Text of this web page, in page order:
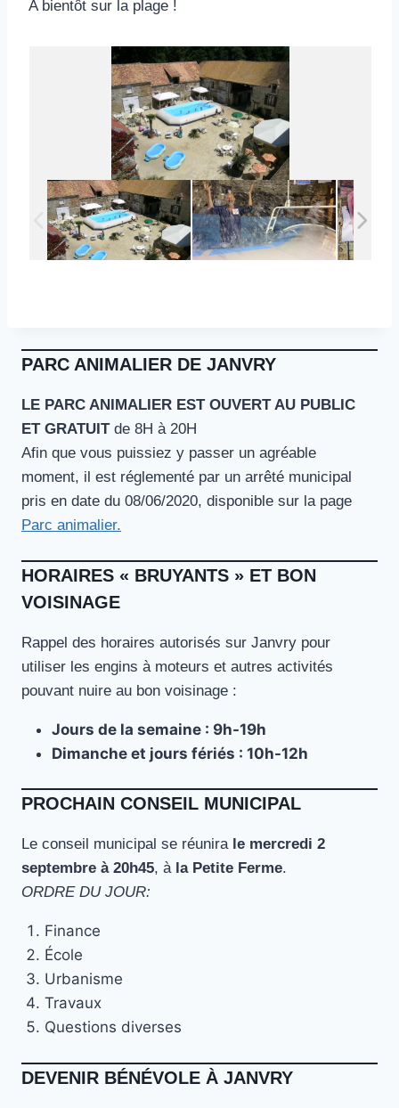
A bientôt sur la plage !
PARC ANIMALIER DE JANVRY
LE PARC ANIMALIER EST OUVERT AU PUBLIC
ET GRATUITde 8H à 20H
Afin que vous puissiez y passer un agréable
moment, il est réglementé par un arrêté municipal
pris en date du 08/06/2020, disponible sur la page
Parc animalier.
HORAIRES « BRUYANTS » ET BON
VOISINAGE
Rappel des horaires autorisés sur Janvry pour
utiliser les engins à moteurs et autres activités
pouvant nuire au bon voisinage :
Jours de la semaine : 9h-19h
Dimanche et jours fériés : 10h-12h
PROCHAIN CONSEIL MUNICIPAL
Le conseil municipal se réunira le mercredi 2
septembre à 20h45, à la Petite Ferme.
ORDRE DU JOUR:
Finance
École
Urbanisme
Travaux
Questions diverses
DEVENIR BÉNÉVOLE À JANVRY